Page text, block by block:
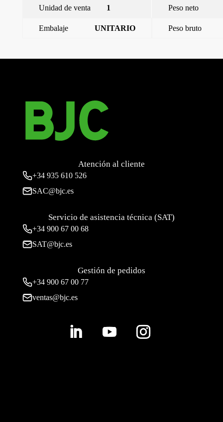
Unidad de venta 1 Peso neto
Embalaje UNITARIO Peso bruto
Atención al cliente
+34 935 610 526
SAC@bjc.es
Servicio de asistencia técnica (SAT)
+34 900 67 00 68
SAT@bjc.es
Gestión de pedidos
+34 900 67 00 77
ventas@bjc.es